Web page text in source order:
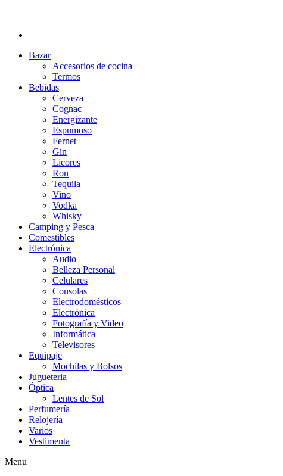
Bazar
Accesorios de cocina
Termos
Bebidas
Cerveza
Cognac
Energizante
Espumoso
Fernet
Gin
Licores
Ron
Tequila
Vino
Vodka
Whisky
Camping y Pesca
Comestibles
Electrónica
Audio
Belleza Personal
Celulares
Consolas
Electrodomésticos
Electrónica
Fotografía y Video
Informática
Televisores
Equipaje
Mochilas y Bolsos
Jugueteria
Óptica
Lentes de Sol
Perfumería
Relojería
Varios
Vestimenta
Menu